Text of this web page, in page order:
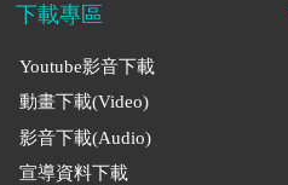
下載專區
Youtube影音下載
動畫下載(Video)
影音下載(Audio)
宣導資料下載